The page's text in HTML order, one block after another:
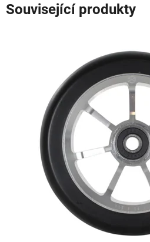
Související produkty